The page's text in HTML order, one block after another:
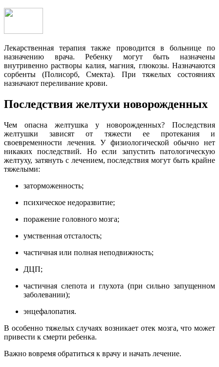
Лекарственная терапия также проводится в больнице по
назначению врача. Ребенку могут быть назначены
внутривенно растворы калия, магния, глюкозы. Назначаются
сорбенты (Полисорб, Смекта). При тяжелых состояниях
назначают переливание крови.
Последствия желтухи новорожденных
Чем опасна желтушка у новорожденных? Последствия
желтушки зависят от тяжести ее протекания и
своевременности лечения. У физиологической обычно нет
никаких последствий. Но если запустить патологическую
желтуху, затянуть с лечением, последствия могут быть крайне
тяжелыми:
заторможенность;
психическое недоразвитие;
поражение головного мозга;
умственная отсталость;
частичная или полная неподвижность;
ДЦП;
частичная слепота и глухота (при сильно запущенном
заболевании);
энцефалопатия.
В особенно тяжелых случаях возникает отек мозга, что может
привести к смерти ребенка.
Важно вовремя обратиться к врачу и начать лечение.